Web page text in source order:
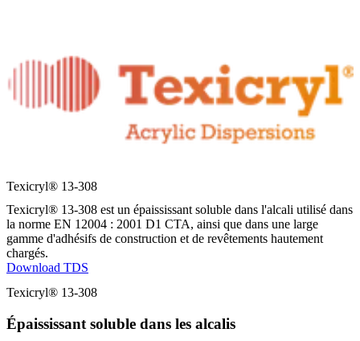
Texicryl® 13-308
Texicryl® 13-308 est un épaississant soluble dans l'alcali utilisé dans
la norme EN 12004 : 2001 D1 CTA, ainsi que dans une large
gamme d'adhésifs de construction et de revêtements hautement
chargés.
Download TDS
Texicryl® 13-308
Épaississant soluble dans les alcalis